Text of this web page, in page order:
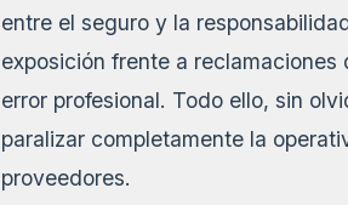
entre el seguro y la
exposición frente a
error profesional. Todo ello, sin
paralizar completamente la
proveedores.